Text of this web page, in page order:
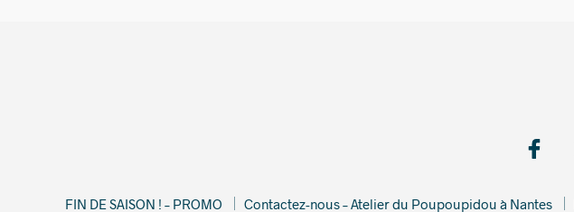
FIN DE SAISON ! – PROMO Contactez-nous – Atelier du Poupoupidou à Nantes